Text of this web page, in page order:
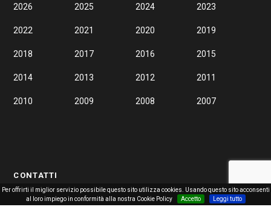
Per offrirti il miglior servizio possibile questo sito utilizza cookies. Usando questo sito acconsenti
al loro impiego in conformità alla nostra Cookie Policy
Accetto Leggi tutto
2026 2025 2024 2023
2022 2021 2020 2019
2018 2017 2016 2015
2014 2013 2012 2011
2010 2009 2008 2007
CONTATTI